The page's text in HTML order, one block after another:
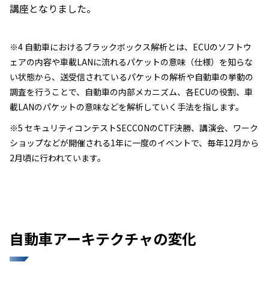
講座となりました。
※4 自動車におけるブラックボックス解析とは、ECUのソフトウ
ェアの内容や車載LANに流れるパケットの意味（仕様）を知らな
い状態から、送受信されているパケットの解析や自動車の挙動の
調査を行うことで、自動車の内部メカニズム、各ECUの役割、車
載LANのパケットの意味などを解析していく手法を指します。
※5 セキュリティコンテストSECCONのCTF決勝、講演会、ワーク
ショップなどが開催される1年に一度のイベントで、毎年12月から
2月頃に行われています。
自動車アーキテクチャの変化